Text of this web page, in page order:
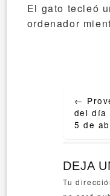
El gato tecleó
ordenador
←
del día
5 de
DEJA
Tu